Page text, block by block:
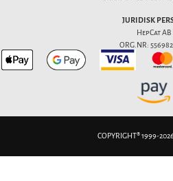
JURIDISK
HepCat AB
ORG.NR:
COPYRIGHT® 1999-